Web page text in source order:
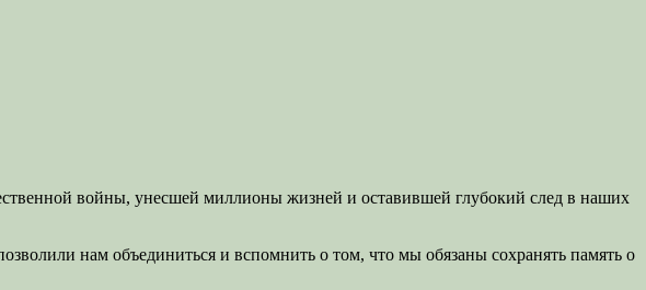
войны, унесшей миллионы жизней и оставившей глубокий след в наших
нам объединиться и вспомнить о том, что мы обязаны сохранять память о